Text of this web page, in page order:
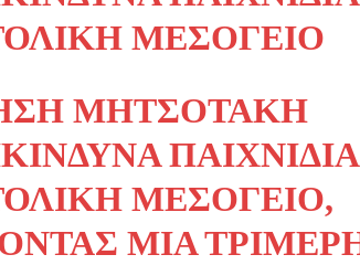
ΜΕΣΌΓΕΙΟ
ΜΗΤΣΟΤΆΚΗ
ΠΑΙΧΝΊΔΙΑ
ΜΕΣΌΓΕΙΟ,
ΜΙΑ